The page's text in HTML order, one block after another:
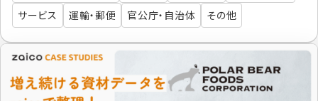
サービス
運輸・郵便 官公庁・自治体 その他